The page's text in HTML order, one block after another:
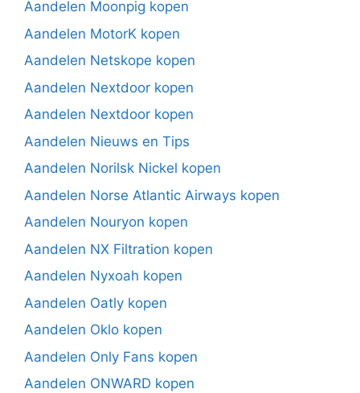
Aandelen Moonpig kopen
Aandelen MotorK kopen
Aandelen Netskope kopen
Aandelen Nextdoor kopen
Aandelen Nextdoor kopen
Aandelen Nieuws en Tips
Aandelen Norilsk Nickel kopen
Aandelen Norse Atlantic Airways kopen
Aandelen Nouryon kopen
Aandelen NX Filtration kopen
Aandelen Nyxoah kopen
Aandelen Oatly kopen
Aandelen Oklo kopen
Aandelen Only Fans kopen
Aandelen ONWARD kopen